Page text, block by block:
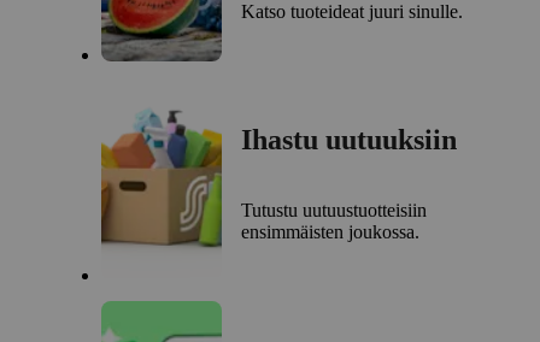
Katso tuoteideat juuri sinulle.
Ihastu uutuuksiin
Tutustu uutuustuotteisiin
ensimmäisten joukossa.